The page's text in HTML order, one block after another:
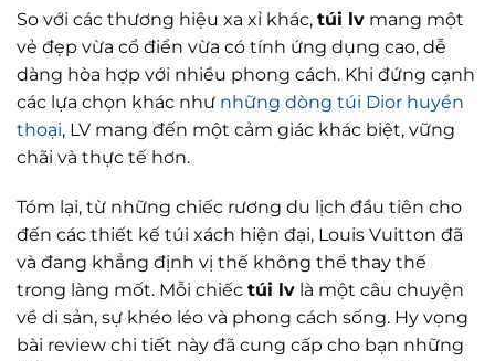
So với các thương hiệu xa xỉ khác, túi lv mang một
vẻ đẹp vừa cổ điển vừa có tính ứng dụng cao, dễ
dàng hòa hợp với nhiều phong cách. Khi đứng cạnh
các lựa chọn khác như những dòng túi Dior huyền
thoại, LV mang đến một cảm giác khác biệt, vững
chãi và thực tế hơn.
Tóm lại, từ những chiếc rương du lịch đầu tiên cho
đến các thiết kế túi xách hiện đại, Louis Vuitton đã
và đang khẳng định vị thế không thể thay thế
trong làng mốt. Mỗi chiếc túi lv là một câu chuyện
về di sản, sự khéo léo và phong cách sống. Hy vọng
bài review chi tiết này đã cung cấp cho bạn những